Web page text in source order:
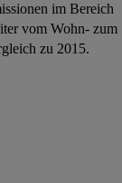
im Bereich
vom Wohn- zum
zu 2015.